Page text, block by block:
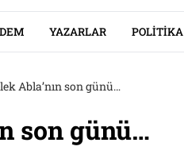
YAZARLAR POLITIKA
Abla’nın son günü…
son günü…